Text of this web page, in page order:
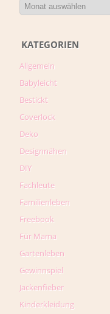
KATEGORIEN
Allgemein
Babyleicht
Bestickt
Coverlock
Deko
Designnähen
DIY
Fachleute
Familienleben
Freebook
Für Mama
Gartenleben
Gewinnspiel
Jackenfieber
Kinderkleidung